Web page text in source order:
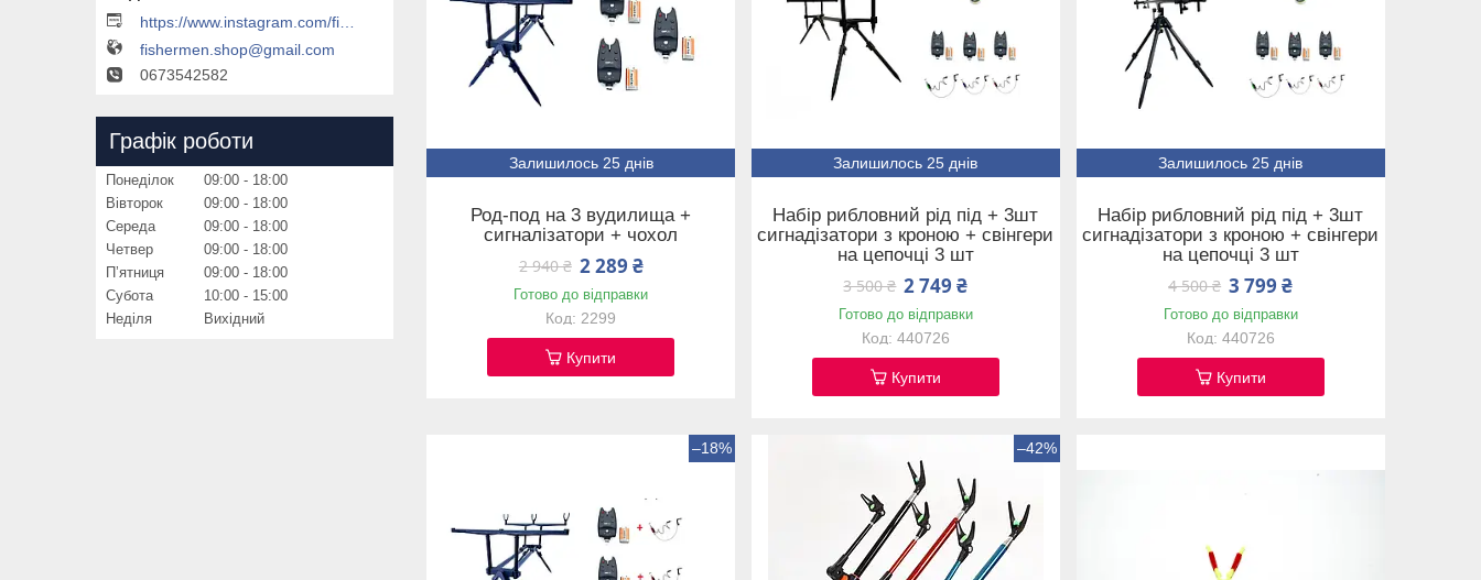
Залишилось 25 днів
Род-под на 3 вудилища +
сигналізатори + чохол
2 940 ₴ 2 289 ₴
Готово до відправки
2299
Купити
Залишилось 25 днів
Набір рибловний рід під + 3шт
сигнадізатори з кроною + свінгери
на цепочці 3 шт
3 500 ₴ 2 749 ₴
Готово до відправки
440726
Купити
Залишилось 25 днів
Набір рибловний рід під + 3шт
сигнадізатори з кроною + свінгери
на цепочці 3 шт
4 500 ₴ 3 799 ₴
Готово до відправки
440726
Купити
–18% –42%
https://www.instagram.com/fishermenfishermen
fishermen.shop@gmail.com
0673542582
Графік роботи
Понеділок 09:00
18:00
Вівторок
09:00
18:00
Середа
09:00
18:00
Четвер
09:00
18:00
Пʼятниця
09:00
18:00
Субота
10:00
15:00
Неділя
Вихідний